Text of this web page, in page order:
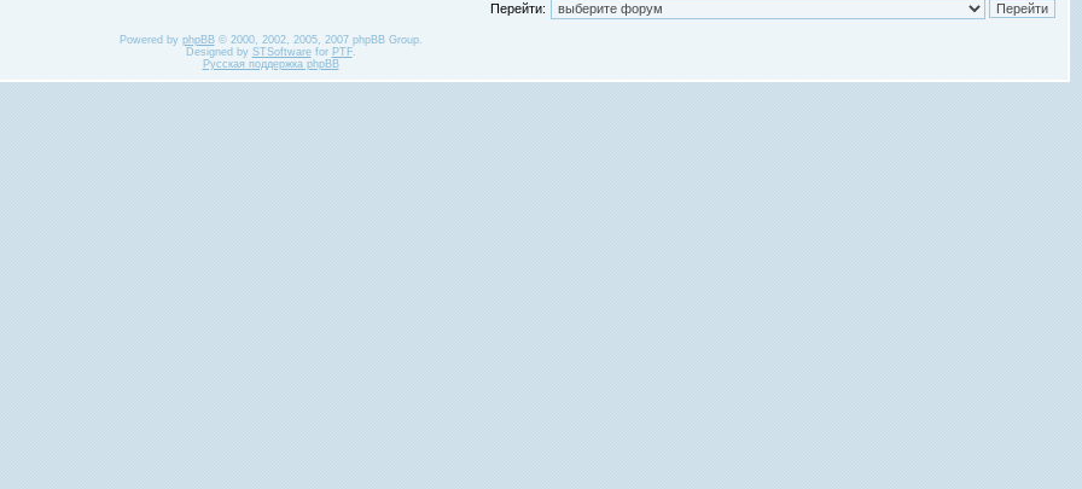
Перейти:
Powered by phpBB© 2000, 2002, 2005, 2007 phpBB Group.
Designed by STSoftwarefor PTF.
Русская поддержка phpBB